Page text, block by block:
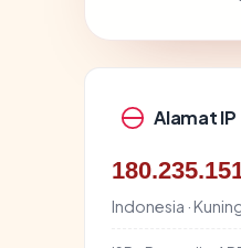
Alamat IP
Indonesia ·